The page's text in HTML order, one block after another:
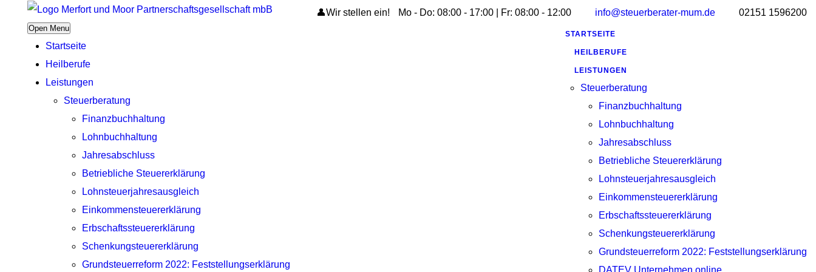
👤Wir stellen ein! Mo - Do: 08:00 - 17:00 | Fr: 08:00 - 12:00 info@steuerberater-mum.de 02151 1596200
Open Menu
Startseite
Heilberufe
Leistungen
Steuerberatung
Finanzbuchhaltung
Lohnbuchhaltung
Jahresabschluss
Betriebliche Steuererklärung
Lohnsteuerjahresausgleich
Einkommensteuererklärung
Erbschaftssteuererklärung
Schenkungsteuererklärung
Grundsteuerreform 2022: Feststellungserklärung
STARTSEITE
HEILBERUFE
LEISTUNGEN
Steuerberatung
Finanzbuchhaltung
Lohnbuchhaltung
Jahresabschluss
Betriebliche Steuererklärung
Lohnsteuerjahresausgleich
Einkommensteuererklärung
Erbschaftssteuererklärung
Schenkungsteuererklärung
Grundsteuerreform 2022: Feststellungserklärung
DATEV Unternehmen online